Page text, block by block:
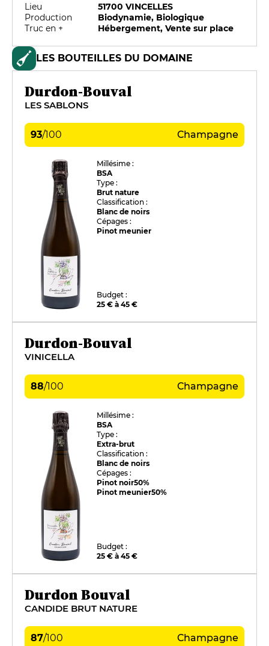
Lieu
51700 VINCELLES
Production
Biodynamie, Biologique
Truc en +
Hébergement, Vente sur place
LES BOUTEILLES DU DOMAINE
Durdon-Bouval
LES SABLONS
93/100 Champagne
Millésime :
BSA
Type :
Brut nature
Classification :
Blanc de noirs
Cépages :
Pinot meunier
Budget :
25 € à 45 €
Durdon-Bouval
VINICELLA
88/100 Champagne
Millésime :
BSA
Type :
Extra-brut
Classification :
Blanc de noirs
Cépages :
Pinot noir50%
Pinot meunier50%
Budget :
25 € à 45 €
Durdon Bouval
CANDIDE BRUT NATURE
87/100 Champagne